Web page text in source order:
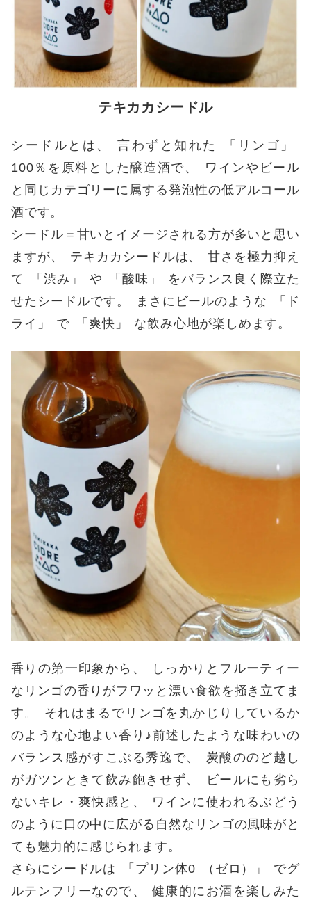
テキカカシードル
シードルとは 、 言わずと知れた 「 リンゴ 」
100％を原料とした醸造酒で、
ワインやビール
と同じカテゴリーに属する発泡性の低アルコール
酒です。
シードル＝甘いとイメージされる方が多いと思い
ますが、 テキカカシードルは、
甘さを極力抑え
て
「 渋み 」 や 「 酸味 」
をバランス良く際立た
せたシードルです。 まさにビールのような 「
ド
ライ 」 で 「 爽快 」 な飲み心地が楽しめます。
香りの第一印象から 、
しっかりとフルーティー
なリンゴの香りがフワッと漂い食欲を掻き立てま
す。
それはまるでリンゴを丸かじりしているか
のような心地よい香り♪前述したような味わいの
バランス感がすこぶる秀逸で、
炭酸ののど越し
がガツンときて飲み飽きせず 、
ビールにも劣ら
ないキレ・爽快感と 、
ワインに使われるぶどう
のように口の中に広がる自然なリンゴの風味がと
ても魅力的に感じられます。
さらにシードルは
「 プリン体0 （ ゼロ ）」
でグ
ルテンフリーなので、
健康的にお酒を楽しみた